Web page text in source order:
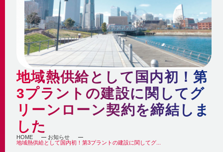
お知らせ
メディア
更新情報
熱供給
みなとみらい21熱供給のサステナビリティ
脱炭素への取組み
脱炭素関連サービスの提供
最新鋭設備の導入
省エネ・省コストの両立
自社の取組み
BCP
非常時を含めた安定供給
BCP基本計画
事業概要 ～地域冷暖房とは～
地域冷暖房の仕組み
個別冷暖房との相違点
地域冷暖房の特性
街づくりへの貢献
経済性
環境性
みなとみらい21中央地区の地域冷暖房
企業情報
会社概要
事業沿革
企業理念・行動指針
2030ビジョン
メニューを閉じる
地域熱供給として国内初！第
3プラントの建設に関してグ
リーンローン契約を締結しま
した
HOME
お知らせ
地域熱供給として国内初！第3プラントの建設に関してグ...